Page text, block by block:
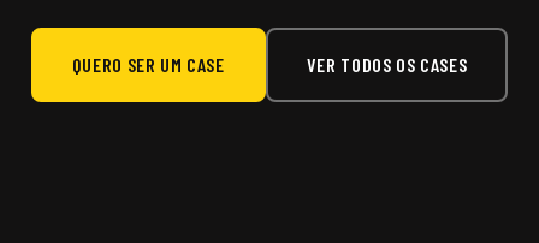
QUERO SER UM CASE VER TODOS OS CASES